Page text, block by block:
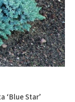
‘Blue Star’